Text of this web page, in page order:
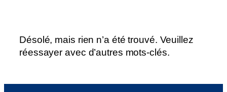
Désolé, mais rien n’a été trouvé. Veuillez
réessayer avec d’autres mots-clés.